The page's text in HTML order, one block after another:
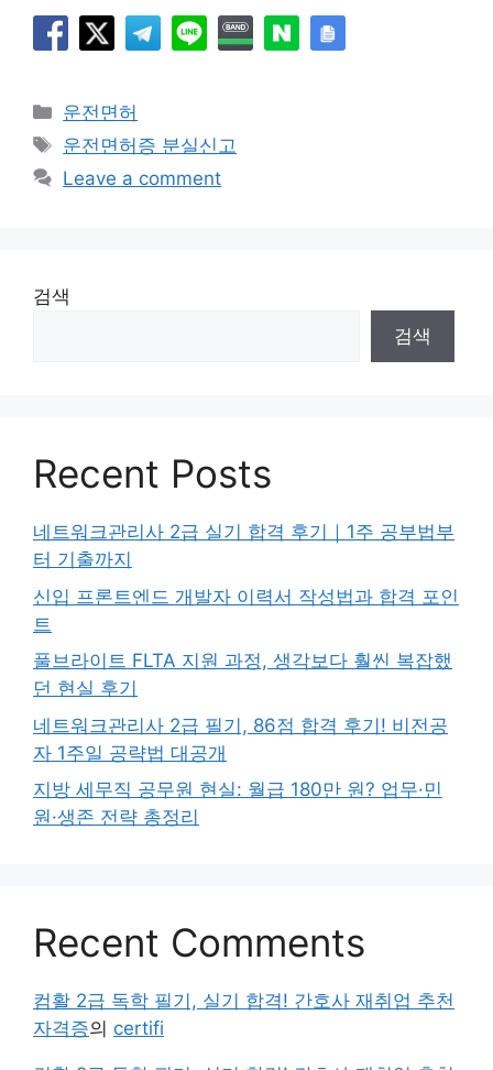
Categories
운전면허
Tags
운전면허증 분실신고
Leave a comment
검색
검색
Recent Posts
네트워크관리사 2급 실기 합격 후기｜1주 공부법부
터 기출까지
신입 프론트엔드 개발자 이력서 작성법과 합격 포인
트
풀브라이트 FLTA 지원 과정, 생각보다 훨씬 복잡했
던 현실 후기
네트워크관리사 2급 필기, 86점 합격 후기! 비전공
자 1주일 공략법 대공개
지방 세무직 공무원 현실: 월급 180만 원? 업무·민
원·생존 전략 총정리
Recent Comments
컴활 2급 독학 필기, 실기 합격! 간호사 재취업 추천
자격증의 certifi